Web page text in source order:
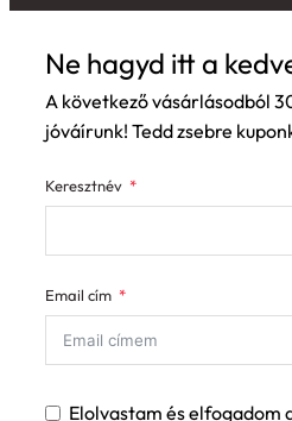
Ne hagyd itt a
A következő vásárlásodból
jóváírunk! Tedd zsebre
Keresztnév
Email cím
Elolvastam és elfogadom